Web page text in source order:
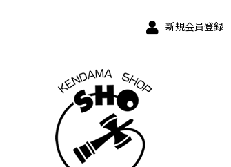
新規会員登録